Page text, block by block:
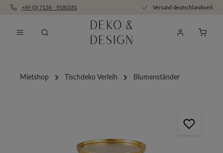
Zum Hauptinhalt springen
+49 (0) 7134 - 9180181 Versand deutschlandweit
Mietshop Tischdeko Verleih Blumenständer